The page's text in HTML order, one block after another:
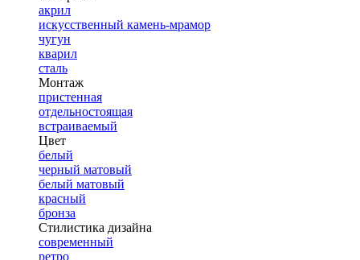
акрил
искусственный камень-мрамор
чугун
кварил
сталь
Монтаж
пристенная
отдельностоящая
встраиваемый
Цвет
белый
черный матовый
белый матовый
красный
бронза
Стилистика дизайна
современный
ретро